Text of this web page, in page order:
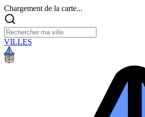
Chargement de la carte...
VILLES